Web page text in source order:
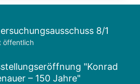
8/1
öffentlich
"Konrad
– 150 Jahre"